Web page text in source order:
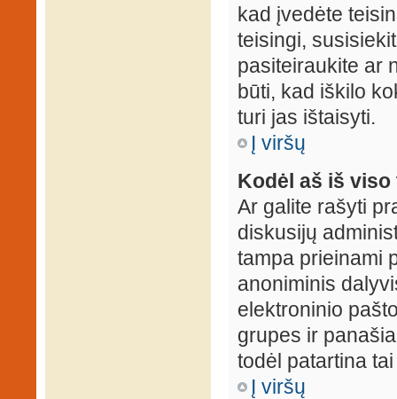
kad įvedėte
teisingi,
pasiteiraukite ar
būti, kad iškilo
turi jas ištaisyti.
Į viršų
Kodėl aš iš
Ar galite rašyti
diskusijų
tampa prieinami
anoniminis
elektroninio
grupes ir
todėl patartina
Į viršų